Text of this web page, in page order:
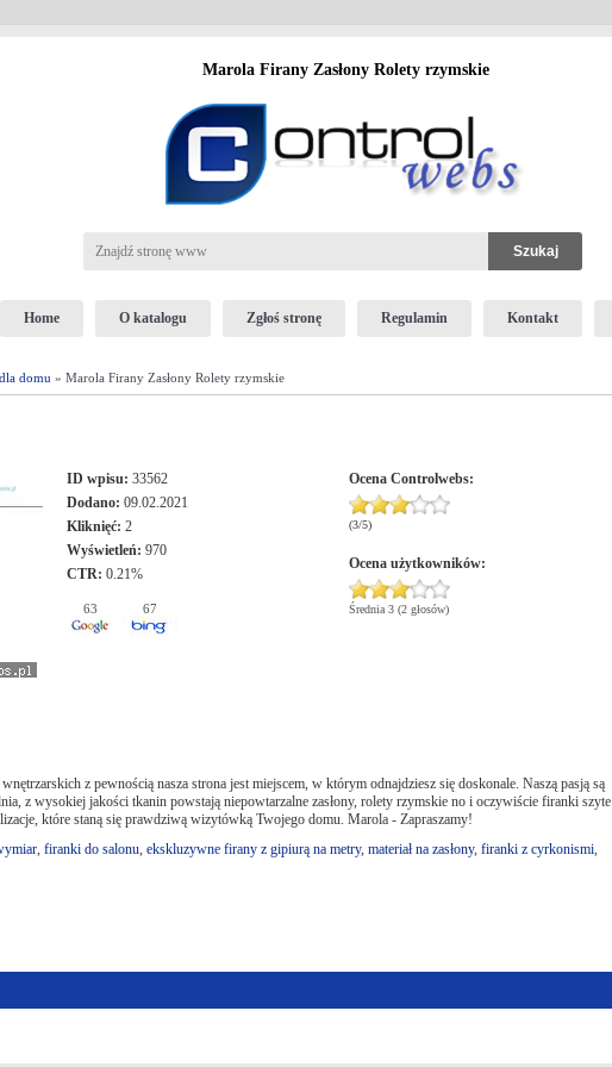
Marola Firany Zasłony Rolety rzymskie
Home O katalogu Zgłoś stronę Regulamin Kontakt
domu » Marola Firany Zasłony Rolety rzymskie
ID wpisu: 33562
Dodano: 09.02.2021
Kliknięć: 2
Wyświetleń: 970
CTR: 0.21%
63 67
Ocena Controlwebs:
(3/5)
Ocena użytkowników:
Średnia 3 (2 głosów)
z pewnością nasza strona jest miejscem, w którym odnajdziesz się doskonale. Naszą pasją są
z wysokiej jakości tkanin powstają niepowtarzalne zasłony, rolety rzymskie no i oczywiście firanki szyte
które staną się prawdziwą wizytówką Twojego domu. Marola - Zapraszamy!
, firanki do salonu, ekskluzywne firany z gipiurą na metry, materiał na zasłony, firanki z cyrkonismi,